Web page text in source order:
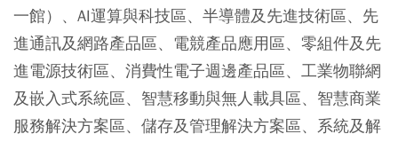
一館）、AI運算與科技區、半導體及先進技術區、先
進通訊及網路產品區、電競產品應用區、零組件及先
進電源技術區、消費性電子週邊產品區、工業物聯網
及嵌入式系統區、智慧移動與無人載具區、智慧商業
服務解決方案區、儲存及管理解決方案區、系統及解